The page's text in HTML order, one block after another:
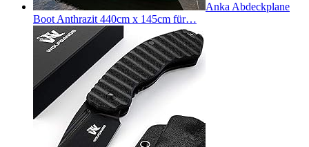
Anka Abdeckplane
Boot Anthrazit 440cm x 145cm für…